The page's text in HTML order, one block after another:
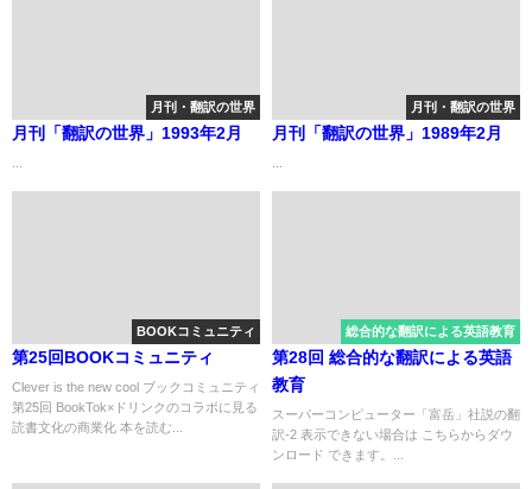
月刊・翻訳の世界
月刊「翻訳の世界」1993年2月
月刊・翻訳の世界
月刊「翻訳の世界」1989年2月
BOOKコミュニティ
第25回BOOKコミュニティ
Clever is the new cool ブックコミュニティ
第25回 BookTok×ドリンクのコラボに見る
読書文化の商業化 本を読む...
総合的な翻訳による英語教育
第28回 総合的な翻訳による英語
教育
スーパーコンピューター「富岳」社説の翻
訳-2 表示できない場合は こちらからダウ
ンロード できます。...